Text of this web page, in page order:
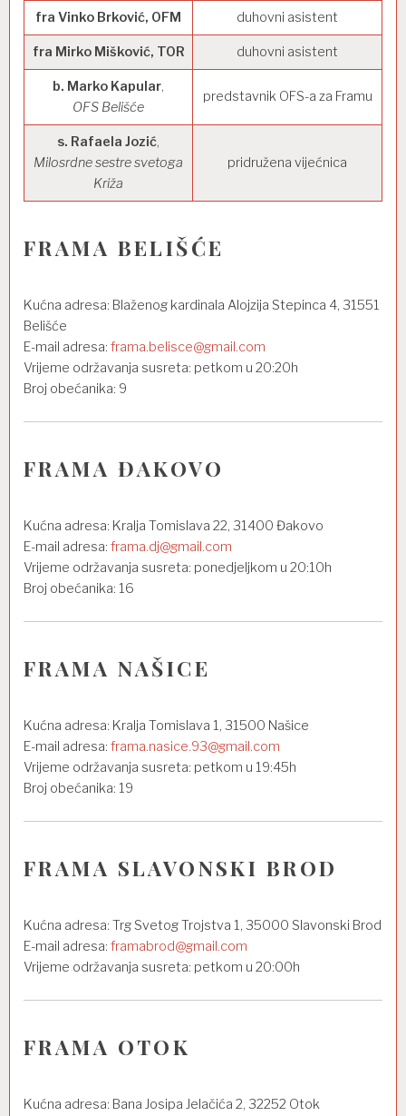
fra Vinko Brković, OFM duhovni asistent
fra Mirko Mišković, TOR duhovni asistent
b. Marko Kapular,
OFS Belišće
predstavnik OFS-a za Framu
s. Rafaela Jozić,
Milosrdne sestre svetoga
Križa
pridružena vijećnica
FRAMA BELIŠĆE
Kućna adresa: Blaženog kardinala Alojzija Stepinca 4, 31551
Belišće
E-mail adresa: frama.belisce@gmail.com
Vrijeme održavanja susreta: petkom u 20:20h
Broj obećanika: 9
FRAMA ĐAKOVO
Kućna adresa: Kralja Tomislava 22, 31400 Đakovo
E-mail adresa: frama.dj@gmail.com
Vrijeme održavanja susreta: ponedjeljkom u 20:10h
Broj obećanika: 16
FRAMA NAŠICE
Kućna adresa: Kralja Tomislava 1, 31500 Našice
E-mail adresa: frama.nasice.93@gmail.com
Vrijeme održavanja susreta: petkom u 19:45h
Broj obećanika: 19
FRAMA SLAVONSKI BROD
Kućna adresa: Trg Svetog Trojstva 1, 35000 Slavonski Brod
E-mail adresa: framabrod@gmail.com
Vrijeme održavanja susreta: petkom u 20:00h
FRAMA OTOK
Kućna adresa: Bana Josipa Jelačića 2, 32252 Otok